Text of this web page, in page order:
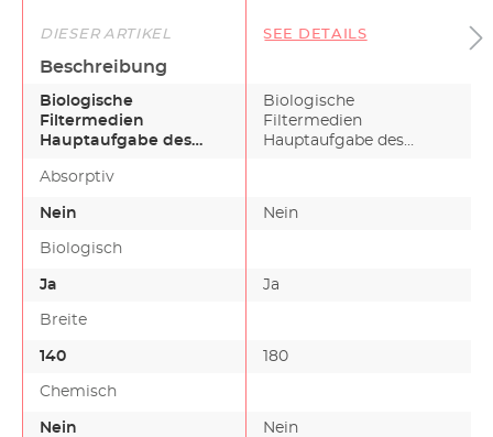
DIESER ARTIKEL SEE DETAILS
Beschreibung
Biologische
Filtermedien
Hauptaufgabe des
Filtermaterials ist es,
Biologische
Filtermedien
Hauptaufgabe des
Absorptiv
Nein Nein
Biologisch
Ja Ja
Breite
140 180
Chemisch
Nein Nein